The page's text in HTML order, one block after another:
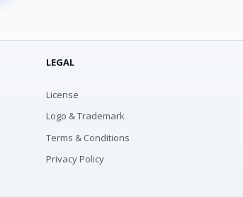
LEGAL
License
Logo & Trademark
Terms & Conditions
Privacy Policy